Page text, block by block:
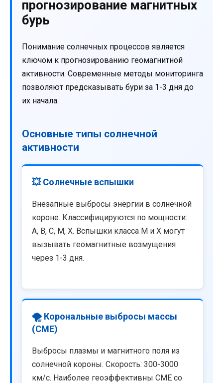
прогнозирование магнитных
бурь
Понимание солнечных процессов является
ключом к прогнозированию геомагнитной
активности. Современные методы мониторинга
позволяют предсказывать бури за 1-3 дня до
их начала.
Основные типы солнечной
активности
💥 Солнечные вспышки
Внезапные выбросы энергии в солнечной
короне. Классифицируются по мощности:
A, B, C, M, X. Вспышки класса M и X могут
вызывать геомагнитные возмущения
через 1-3 дня.
🌪️ Корональные выбросы массы
(CME)
Выбросы плазмы и магнитного поля из
солнечной короны. Скорость: 300-3000
км/с. Наиболее геоэффективны CME со